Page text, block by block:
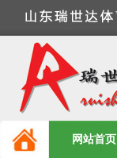
网站首页